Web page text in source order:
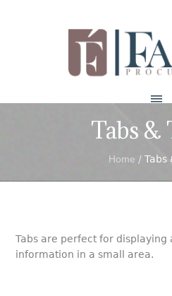
Tabs &
Home / Tabs
Tabs are perfect for displaying
information in a small area.